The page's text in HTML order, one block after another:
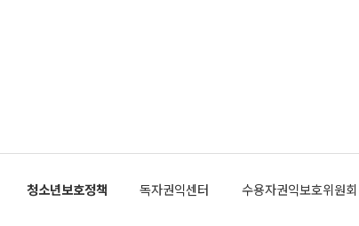
한에 선비핵화를 공식적으로 요구한 적이 없기 때문이다. 지
이뤄졌다. 1994년 북·미 제네바 기본합의는 핵시설 동결
청소년보호정책 독자권익센터 수용자권익보호위원회